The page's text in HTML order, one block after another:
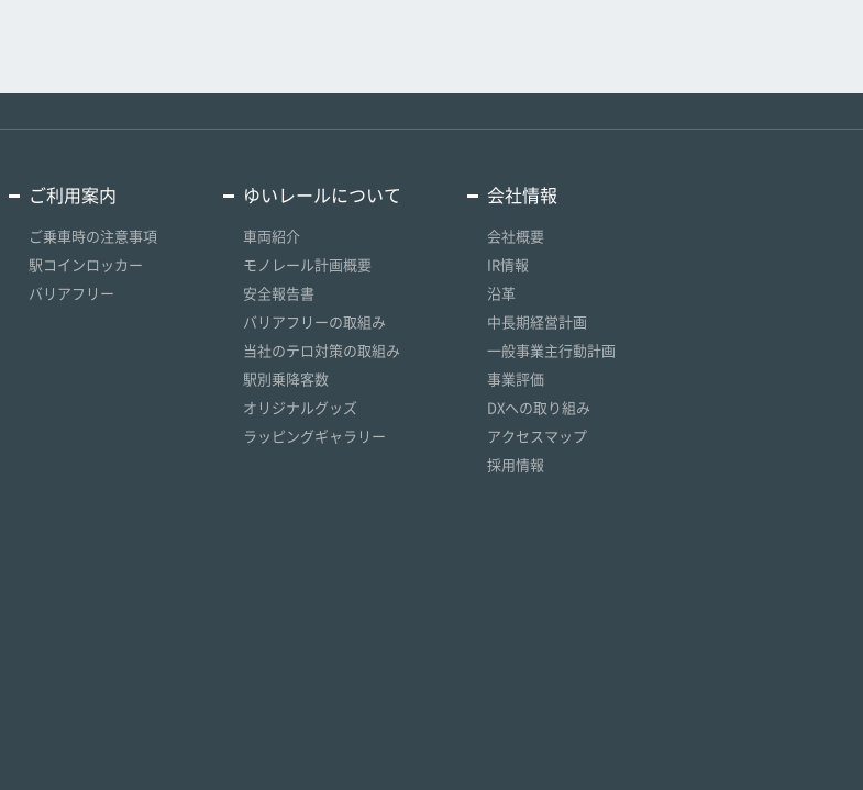
ご利用案内
ご乗車時の注意事項
駅コインロッカー
バリアフリー
ゆいレールについて
車両紹介
モノレール計画概要
安全報告書
バリアフリーの取組み
当社のテロ対策の取組み
駅別乗降客数
オリジナルグッズ
ラッピングギャラリー
会社情報
会社概要
IR情報
沿革
中長期経営計画
一般事業主行動計画
事業評価
DXへの取り組み
アクセスマップ
採用情報